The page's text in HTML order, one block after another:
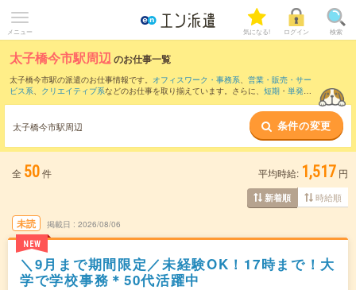
メニュー 気になる! ログイン 検索
太子橋今市駅周辺のお仕事一覧
太子橋今市駅の派遣のお仕事情報です。 オフィスワーク・事務系、 営業・販売・サー
ビス系、 クリエイティブ系などのお仕事を取り揃えています。さらに、 短期 ・ 単発な
また、本町駅・淀屋橋駅
など近隣駅のお仕事もご確
認いただけます。
太子橋今市駅周辺 条件の変更
全 50件 平均時給: 1,517 円
新着順 時給順
未読
NEW
掲載日 2026/08/06
＼9月まで期間限定／未経験OK！17時まで！大
学で学校事務＊50代活躍中